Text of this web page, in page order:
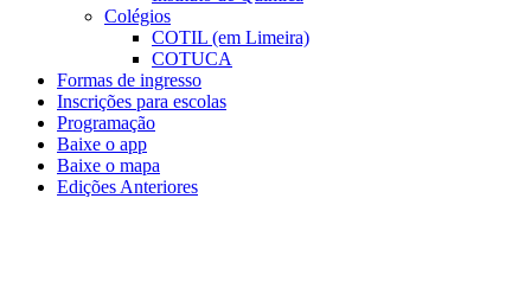
Colégios
COTIL (em Limeira)
COTUCA
Formas de ingresso
Inscrições para escolas
Programação
Baixe o app
Baixe o mapa
Edições Anteriores